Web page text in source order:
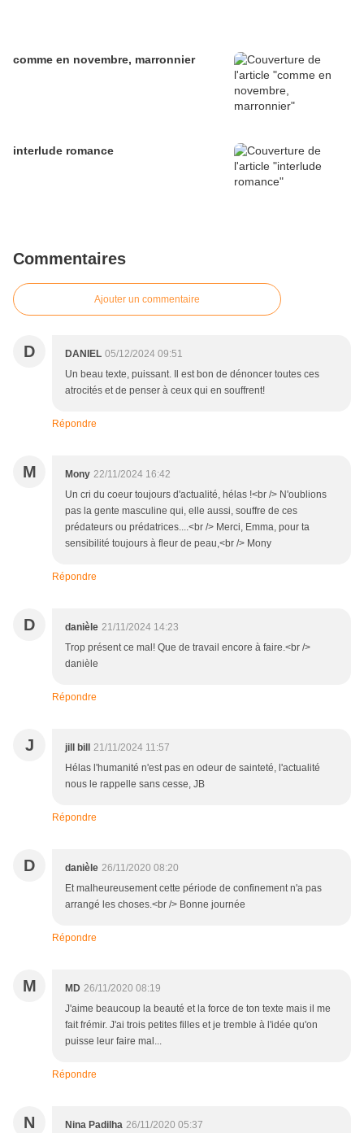
comme en novembre, marronnier
interlude romance
Commentaires
Ajouter un commentaire
D DANIEL 05/12/2024 09:51
Un beau texte, puissant. Il est bon de dénoncer toutes ces
atrocités et de penser à ceux qui en souffrent!
Répondre
M Mony 22/11/2024 16:42
Un cri du coeur toujours d'actualité, hélas !<br /> N'oublions
pas la gente masculine qui, elle aussi, souffre de ces
prédateurs ou prédatrices....<br /> Merci, Emma, pour ta
sensibilité toujours à fleur de peau,<br /> Mony
Répondre
D danièle 21/11/2024 14:23
Trop présent ce mal! Que de travail encore à faire.<br />
danièle
Répondre
J jill bill
21/11/2024 11:57
Hélas l'humanité n'est pas en odeur de sainteté, l'actualité
nous le rappelle sans cesse, JB
Répondre
D danièle 26/11/2020 08:20
Et malheureusement cette période de confinement n'a pas
arrangé les choses.<br /> Bonne journée
Répondre
M MD 26/11/2020 08:19
J'aime beaucoup la beauté et la force de ton texte mais il me
fait frémir. J'ai trois petites filles et je tremble à l'idée qu'on
puisse leur faire mal...
Répondre
N Nina Padilha 26/11/2020 05:37